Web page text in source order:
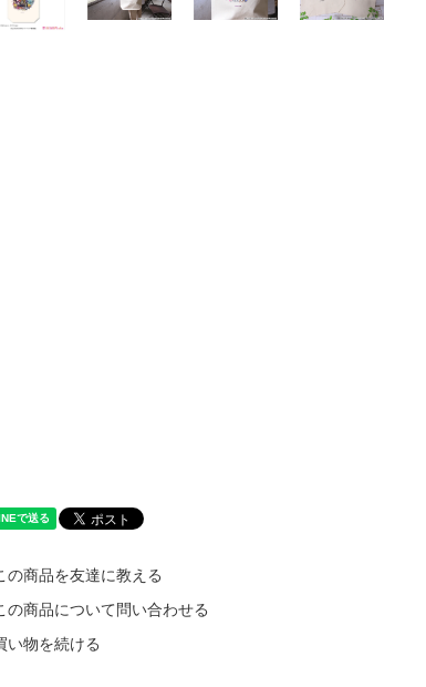
の商品を友達に教える
の商品について問い合わせる
い物を続ける